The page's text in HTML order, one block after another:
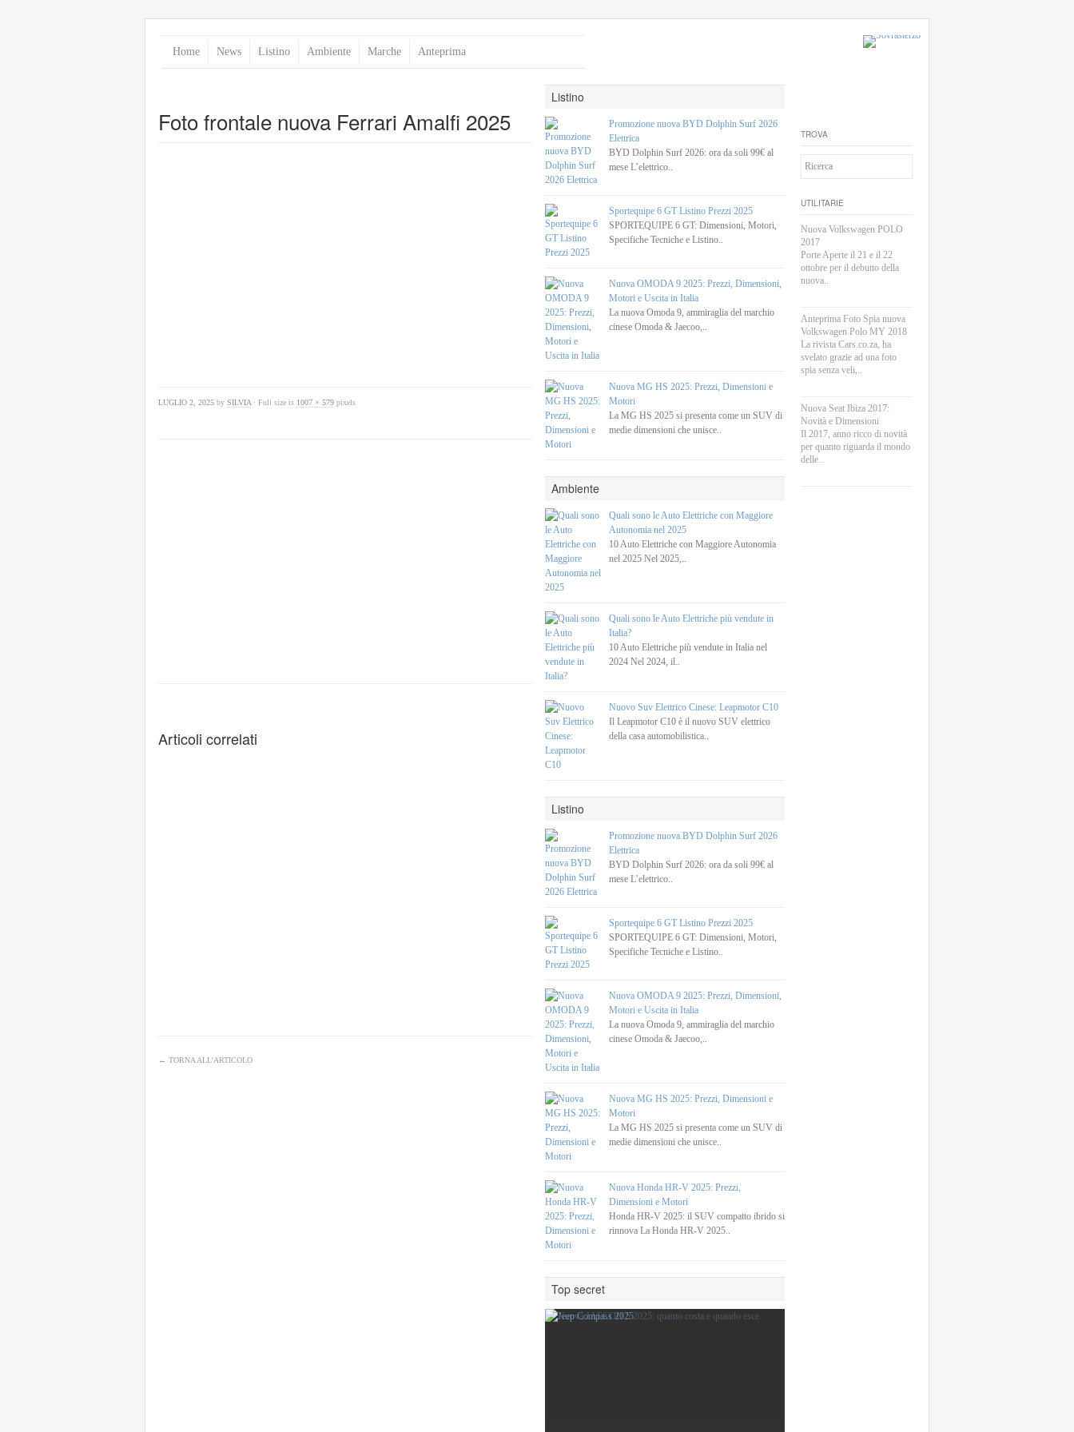
Home News Listino Ambiente Marche Anteprima
Foto frontale nuova Ferrari Amalfi 2025
LUGLIO 2, 2025 by SILVIA · Full size is 1007 × 579 pixels
Articoli correlati
← TORNA ALL'ARTICOLO
Listino
Promozione nuova BYD Dolphin Surf 2026
Elettrica
BYD Dolphin Surf 2026: ora da soli 99€ al
mese L’elettrico..
Sportequipe 6 GT Listino Prezzi 2025
SPORTEQUIPE 6 GT: Dimensioni, Motori,
Specifiche Tecniche e Listino..
Nuova OMODA 9 2025: Prezzi, Dimensioni,
Motori e Uscita in Italia
La nuova Omoda 9, ammiraglia del marchio
cinese Omoda & Jaecoo,..
Nuova MG HS 2025: Prezzi, Dimensioni e
Motori
La MG HS 2025 si presenta come un SUV di
medie dimensioni che unisce..
Ambiente
Quali sono le Auto Elettriche con Maggiore
Autonomia nel 2025
10 Auto Elettriche con Maggiore Autonomia
nel 2025 Nel 2025,..
Quali sono le Auto Elettriche più vendute in
Italia?
10 Auto Elettriche più vendute in Italia nel
2024 Nel 2024, il..
Nuovo Suv Elettrico Cinese: Leapmotor C10
Il Leapmotor C10 è il nuovo SUV elettrico
della casa automobilistica..
Listino
Promozione nuova BYD Dolphin Surf 2026
Elettrica
BYD Dolphin Surf 2026: ora da soli 99€ al
mese L’elettrico..
Sportequipe 6 GT Listino Prezzi 2025
SPORTEQUIPE 6 GT: Dimensioni, Motori,
Specifiche Tecniche e Listino..
Nuova OMODA 9 2025: Prezzi, Dimensioni,
Motori e Uscita in Italia
La nuova Omoda 9, ammiraglia del marchio
cinese Omoda & Jaecoo,..
Nuova MG HS 2025: Prezzi, Dimensioni e
Motori
La MG HS 2025 si presenta come un SUV di
medie dimensioni che unisce..
Nuova Honda HR-V 2025: Prezzi,
Dimensioni e Motori
Honda HR-V 2025: il SUV compatto ibrido si
rinnova La Honda HR-V 2025..
Top secret
TROVA
UTILITARIE
Nuova Volkswagen POLO
2017
Porte Aperte il 21 e il 22
ottobre per il debutto della
nuova..
Anteprima Foto Spia nuova
Volkswagen Polo MY 2018
La rivista Cars.co.za, ha
svelato grazie ad una foto
spia senza veli,..
Nuova Seat Ibiza 2017:
Novità e Dimensioni
Il 2017, anno ricco di novità
per quanto riguarda il mondo
delle..